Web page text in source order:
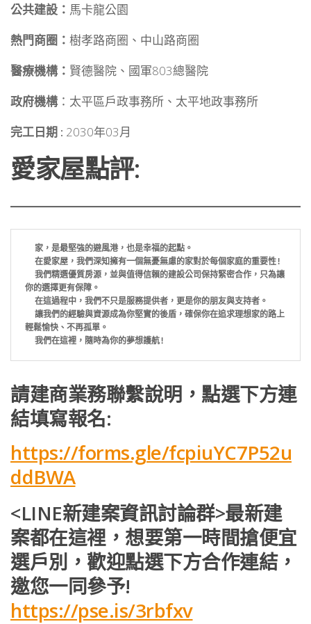
公共建設： 馬卡龍公園
熱門商圈： 樹孝路商圈、中山路商圈
醫療機構： 賢德醫院、國軍803總醫院
政府機構：太平區戶政事務所、太平地政事務所
完工日期 : 2030年03月
愛家屋點評:
家，是最堅強的避風港，也是幸福的起點。
  在愛家屋，我們深知擁有一個無憂無慮的家對於每個家庭的重要性!
你的選擇更有保障。
  在這過程中，我們不只是服務提供者，更是你的朋友與支持者。
輕鬆愉快、不再孤單。
  我們在這裡，隨時為你的夢想護航!
請建商業務聯繫說明，點選下方連
結填寫報名:
https://forms.gle/fcpiuYC7P52u
ddBWA
<LINE新建案資訊討論群>最新建
案都在這裡，想要第一時間搶便宜
選戶別，歡迎點選下方合作連結，
邀您一同參予!
https://pse.is/3rbfxv